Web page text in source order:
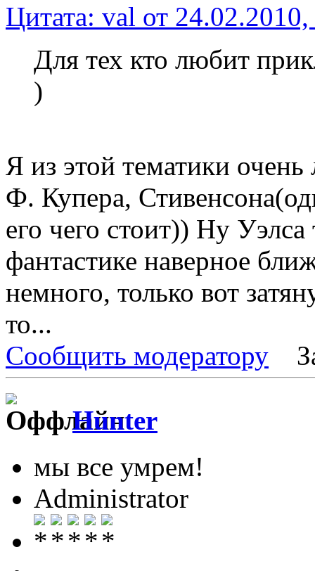
Цитата: val от
Для тех кто любит
)
Я из этой тематики
Ф. Купера,
его чего стоит)) Ну
фантастике наверное
немного, только вот
то...
Сообщить модератору
Hunter
мы все умрем!
Administrator